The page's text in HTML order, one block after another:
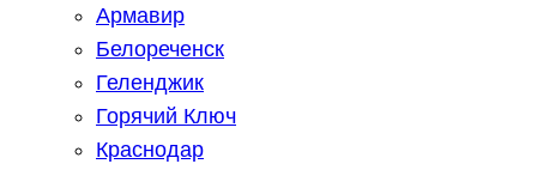
Армавир
Белореченск
Геленджик
Горячий Ключ
Краснодар